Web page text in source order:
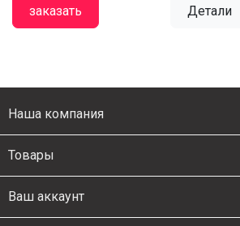
заказать Детали
Наша компания
Товары
Ваш аккаунт